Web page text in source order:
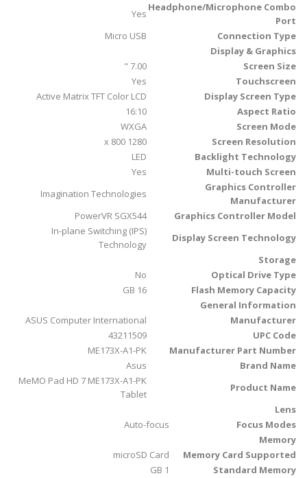
Headphone/Microphone Combo
Port
Yes
Connection Type
Micro USB
Display & Graphics
Screen Size
7.00 "
Touchscreen
Yes
Display Screen Type
Active Matrix TFT Color LCD
Aspect Ratio
16:10
Screen Mode
WXGA
Screen Resolution
1280 x 800
Backlight Technology
LED
Multi-touch Screen
Yes
Graphics Controller
Manufacturer
Imagination Technologies
Graphics Controller Model
PowerVR SGX544
Display Screen Technology
In-plane Switching (IPS)
Technology
Storage
Optical Drive Type
No
Flash Memory Capacity
16 GB
General Information
Manufacturer
ASUS Computer International
UPC Code
43211509
Manufacturer Part Number
ME173X-A1-PK
Brand Name
Asus
Product Name
MeMO Pad HD 7 ME173X-A1-PK
Tablet
Lens
Focus Modes
Auto-focus
Memory
Memory Card Supported
microSD Card
Standard Memory
1 GB